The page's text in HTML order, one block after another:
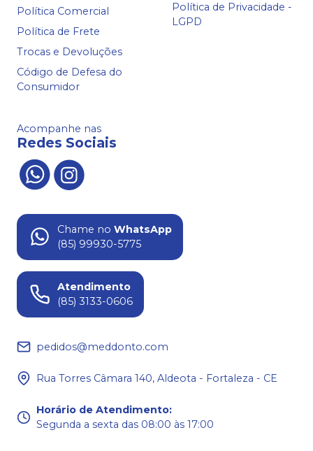
Política Comercial
Política de Frete
Trocas e Devoluções
Código de Defesa do
Consumidor
Política de Privacidade -
LGPD
Acompanhe nas
Redes Sociais
Chame no WhatsApp
(85) 99930-5775
Atendimento
(85) 3133-0606
pedidos@meddonto.com
Rua Torres Câmara 140, Aldeota - Fortaleza - CE
Horário de Atendimento:
Segunda a sexta das 08:00 às 17:00